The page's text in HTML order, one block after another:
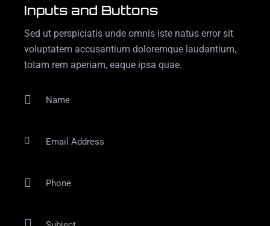
Inputs and Buttons
Sed ut perspiciatis unde omnis iste natus error sit
voluptatem accusantium doloremque laudantium,
totam rem aperiam, eaque ipsa quae.